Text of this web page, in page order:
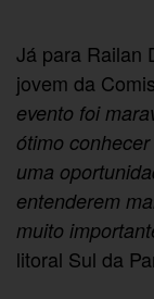
Já para Railan
jovem da
evento foi
ótimo
uma
entenderem
muito
litoral Sul da